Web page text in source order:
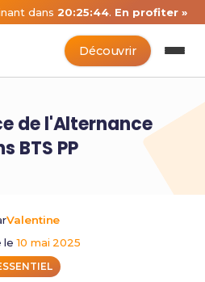
dans 20:25:44. En profiter »
Découvrir
de l'Alternance
BTS PP
Valentine
le10 mai 2025